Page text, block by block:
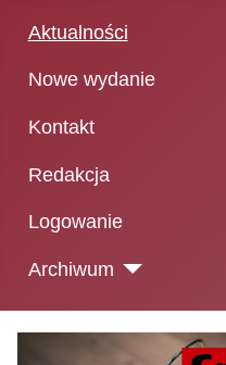
Aktualności
Nowe wydanie
Kontakt
Redakcja
Logowanie
Archiwum